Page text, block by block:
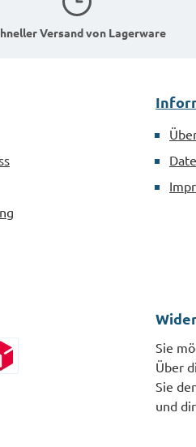
Versand von Lagerware
Sie
Über
Sie
und